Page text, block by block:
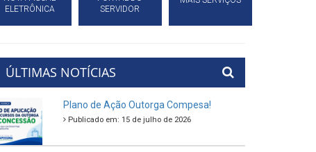
ELETRÔNICA
SERVIDOR
ÚLTIMAS NOTÍCIAS
Plano de Ação Outorga Compesa!
Publicado em: 15 de julho de 2026